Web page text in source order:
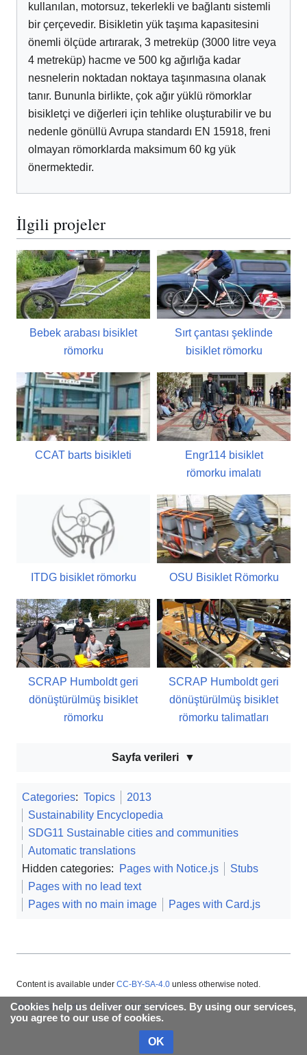
kullanılan, motorsuz, tekerlekli ve bağlantı sistemli
bir çerçevedir. Bisikletin yük taşıma kapasitesini
önemli ölçüde artırarak, 3 metreküp (3000 litre veya
4 metreküp) hacme ve 500 kg ağırlığa kadar
nesnelerin noktadan noktaya taşınmasına olanak
tanır. Bununla birlikte, çok ağır yüklü römorklar
bisikletçi ve diğerleri için tehlike oluşturabilir ve bu
nedenle gönüllü Avrupa standardı EN 15918, freni
olmayan römorklarda maksimum 60 kg yük
önermektedir.
İlgili projeler
Bebek arabası bisiklet
römorku
Sırt çantası şeklinde
bisiklet römorku
CCAT barts bisikleti
Engr114 bisiklet
römorku imalatı
ITDG bisiklet römorku OSU Bisiklet Römorku
SCRAP Humboldt geri
dönüştürülmüş bisiklet
römorku
SCRAP Humboldt geri
dönüştürülmüş bisiklet
römorku talimatları
Sayfa verileri
Categories: Topics
2013
Sustainability Encyclopedia
SDG11 Sustainable cities and communities
Automatic translations
Hidden categories:
Pages with Notice.js
Stubs
Pages with no lead text
Pages with no main image
Pages with Card.js
Cookies help us deliver our services. By using our services,
you agree to our use of cookies.
OK
Content is available under CC-BY-SA-4.0 unless otherwise noted.
About Appropedia Policies Contact